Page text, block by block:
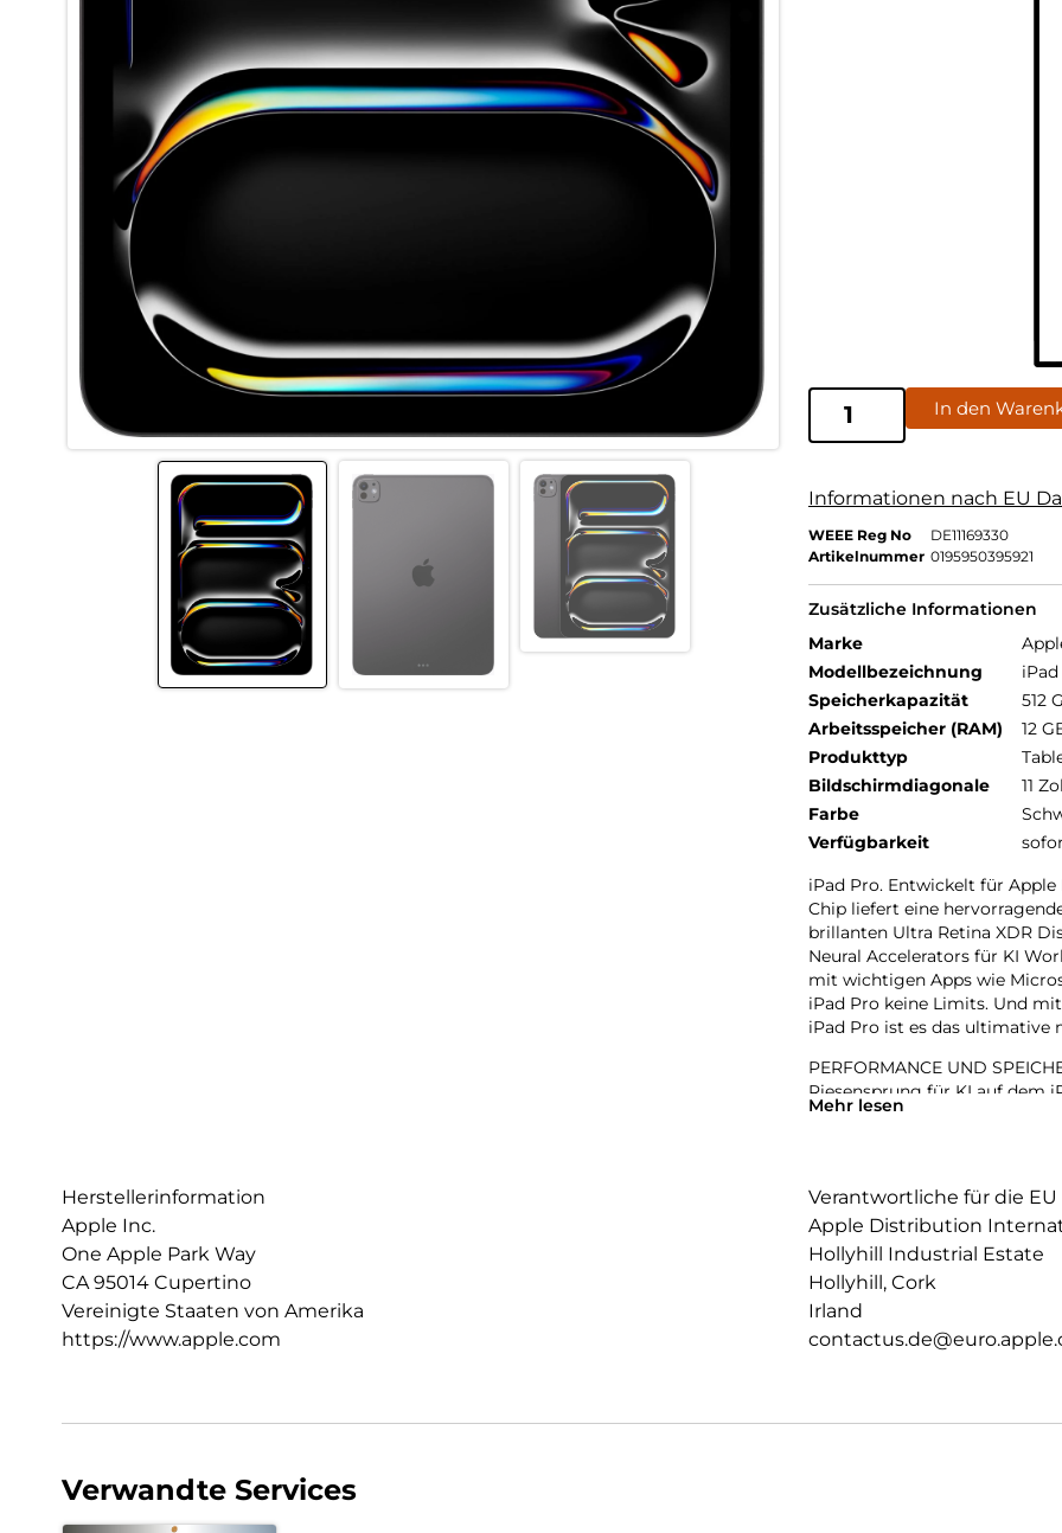
In den
Informationen nach EU
WEEE Reg No
DE11169330
Artikelnummer 0195950395921
Zusätzliche Informationen
Marke
Modellbezeichnung
iPad
Speicherkapazität
512
Arbeitsspeicher (RAM)
12
Produkttyp
Bildschirmdiagonale
11
Farbe
Verfügbarkeit
iPad Pro. Entwickelt für
Chip liefert eine
brillanten Ultra Retina XDR
Neural Accelerators für KI
mit wichtigen Apps wie
iPad Pro keine Limits. Und
iPad Pro ist es das ultimative
PERFORMANCE UND
Riesensprung für KI auf dem
leistungsstarken Neural
und Fähigkeiten, die alles
werden Workflows gesteuert,
APPLE INTELLIGENCE:
zu kommunizieren, sich
bahnbrechendem
11 ULTRA RETINA XDR
TB und 2 TB erhältlich.
Mehr lesen
Herstellerinformation
Apple Inc.
One Apple Park Way
CA 95014 Cupertino
Vereinigte Staaten von Amerika
https://www.apple.com
Verantwortliche für die EU
Apple Distribution
Hollyhill Industrial Estate
Hollyhill, Cork
Irland
Verwandte Services